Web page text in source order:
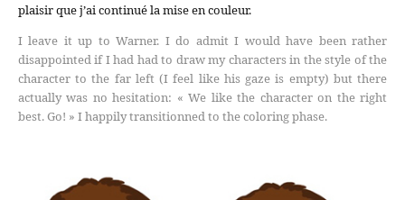
plaisir que j’ai continué la mise en couleur.
I leave it up to Warner. I do admit I would have been rather
disappointed if I had had to draw my characters in the style of the
character to the far left (I feel like his gaze is empty) but there
actually was no hesitation: « We like the character on the right
best. Go! » I happily transitionned to the coloring phase.